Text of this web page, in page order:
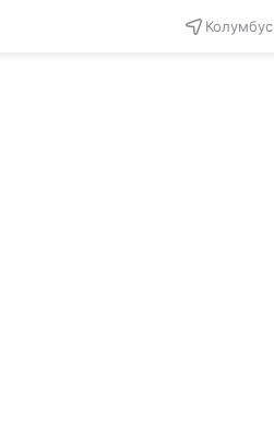
Колумбус